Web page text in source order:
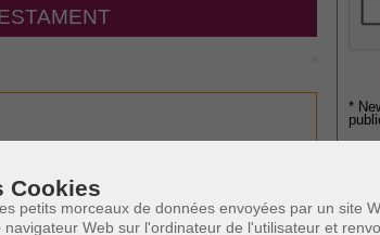
Cookies
petits morceaux de données envoyées par un site
Web sur l'ordinateur de l'utilisateur et
*